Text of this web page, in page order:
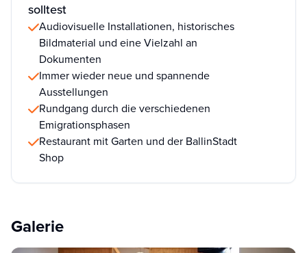
solltest
Audiovisuelle Installationen, historisches
Bildmaterial und eine Vielzahl an
Dokumenten
Immer wieder neue und spannende
Ausstellungen
Rundgang durch die verschiedenen
Emigrationsphasen
Restaurant mit Garten und der BallinStadt
Shop
Galerie